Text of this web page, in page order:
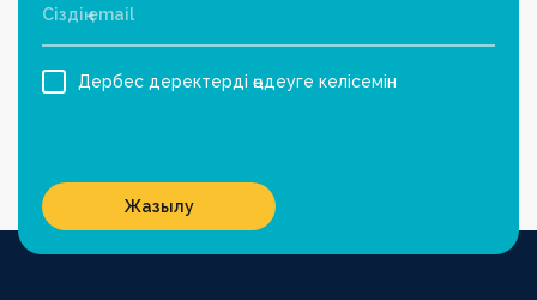
Дербес деректерді өңдеуге келісемін
Жазылу